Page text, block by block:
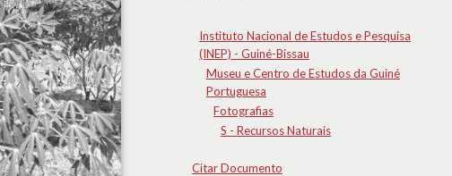
Instituto Nacional de Estudos e Pesquisa
(INEP) - Guiné-Bissau
Museu e Centro de Estudos da Guiné
Portuguesa
Fotografias
S - Recursos Naturais
Citar Documento